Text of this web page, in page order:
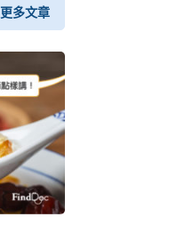
更多文章